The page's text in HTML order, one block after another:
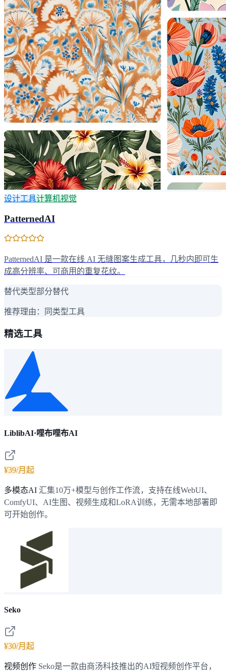
设计工具计算机视觉
PatternedAI
PatternedAI 是一款在线 AI 无缝图案生成工具，几秒内即可生
成高分辨率、可商用的重复花纹。
替代类型部分替代
推荐理由： 同类型工具
精选工具
LiblibAI·哩布哩布AI
¥39/月起
多模态AI 汇集10万+模型与创作工作流，支持在线WebUI、
ComfyUI、AI生图、视频生成和LoRA训练，无需本地部署即
可开始创作。
Seko
¥30/月起
视频创作 Seko是一款由商汤科技推出的AI短视频创作平台，